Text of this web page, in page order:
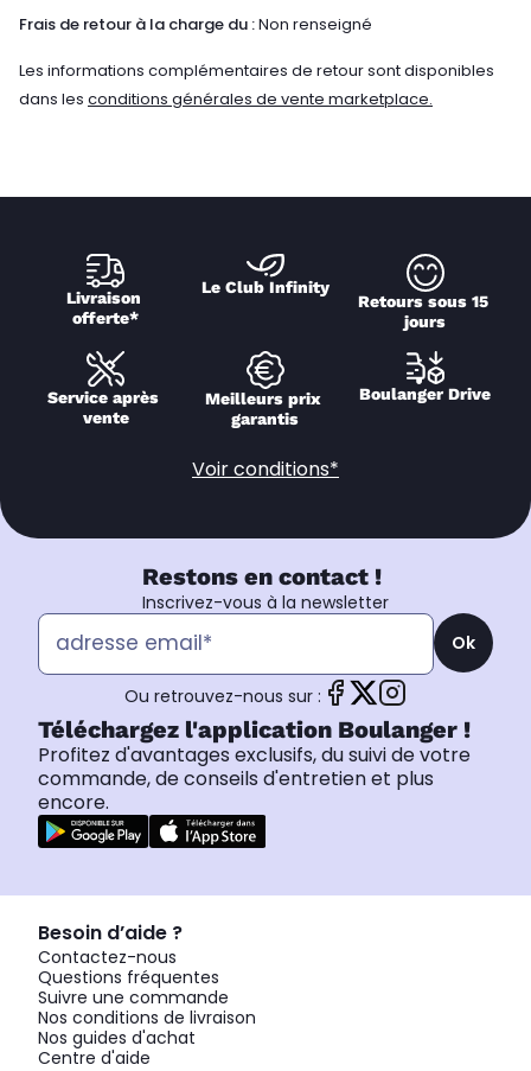
Frais de retour à la charge du :Non renseigné
Les informations complémentaires de retour sont disponibles
dans les conditions générales de vente marketplace.
Livraison
offerte*
Le Club Infinity
Retours sous 15
jours
Service après
vente
Meilleurs prix
garantis
Boulanger Drive
Voir conditions*
Restons en contact !
Inscrivez-vous à la newsletter
Ok
Ou retrouvez-nous sur :
Téléchargez l'application Boulanger !
Profitez d'avantages exclusifs, du suivi de votre
commande, de conseils d'entretien et plus
encore.
Besoin d’aide ?
Contactez-nous
Questions fréquentes
Suivre une commande
Nos conditions de livraison
Nos guides d'achat
Centre d'aide